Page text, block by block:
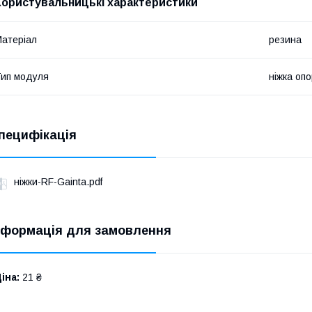
резина
модуля ніжка
ніжки-RF-Gainta.pdf
для замовлення
21 ₴